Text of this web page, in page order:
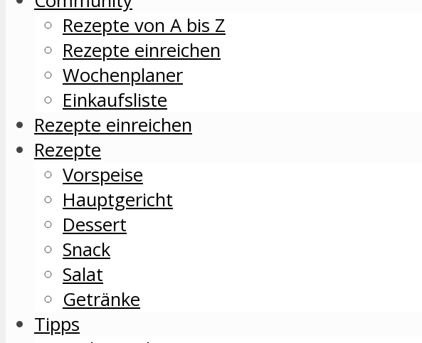
Rezepte von A bis Z
Rezepte einreichen
Wochenplaner
Einkaufsliste
Rezepte einreichen
Rezepte
Vorspeise
Hauptgericht
Dessert
Snack
Salat
Getränke
Tipps